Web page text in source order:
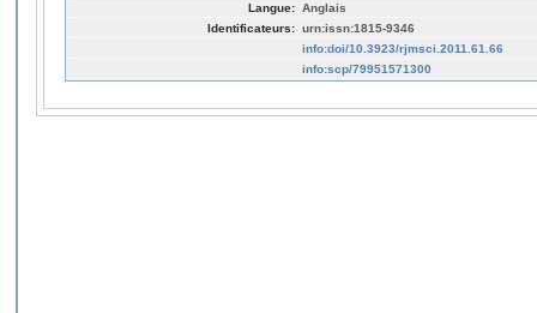
Langue: Anglais
Identificateurs: urn:issn:1815-9346
info:doi/10.3923/rjmsci.2011.61.66
info:scp/79951571300